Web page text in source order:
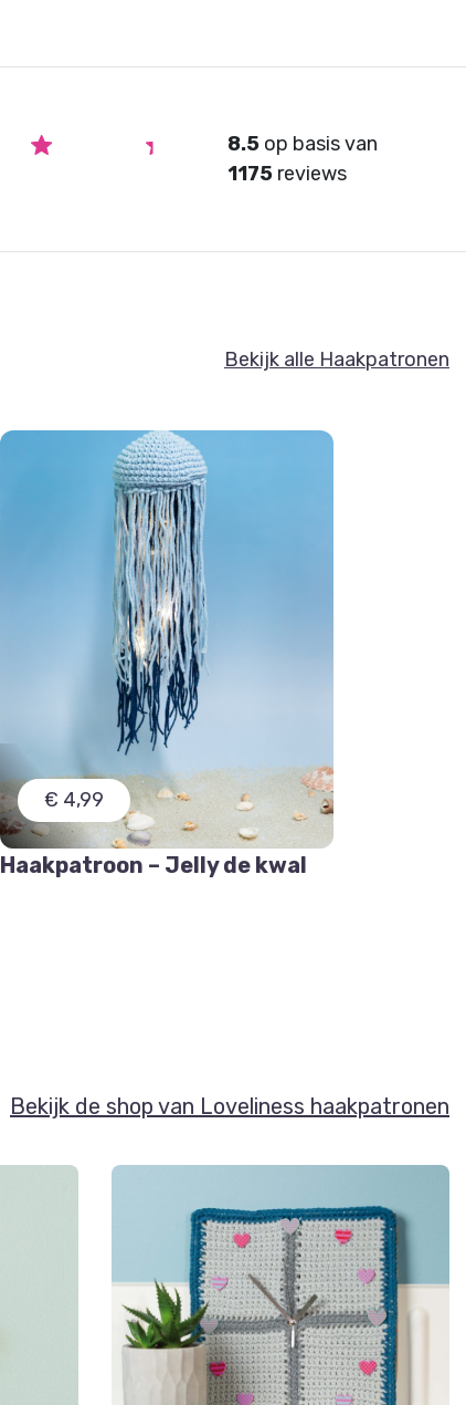
8.5op basis van
1175reviews
Bekijk alle Haakpatronen
€ 4,99
Haakpatroon – Jelly de kwal
Bekijk de shop van Loveliness haakpatronen